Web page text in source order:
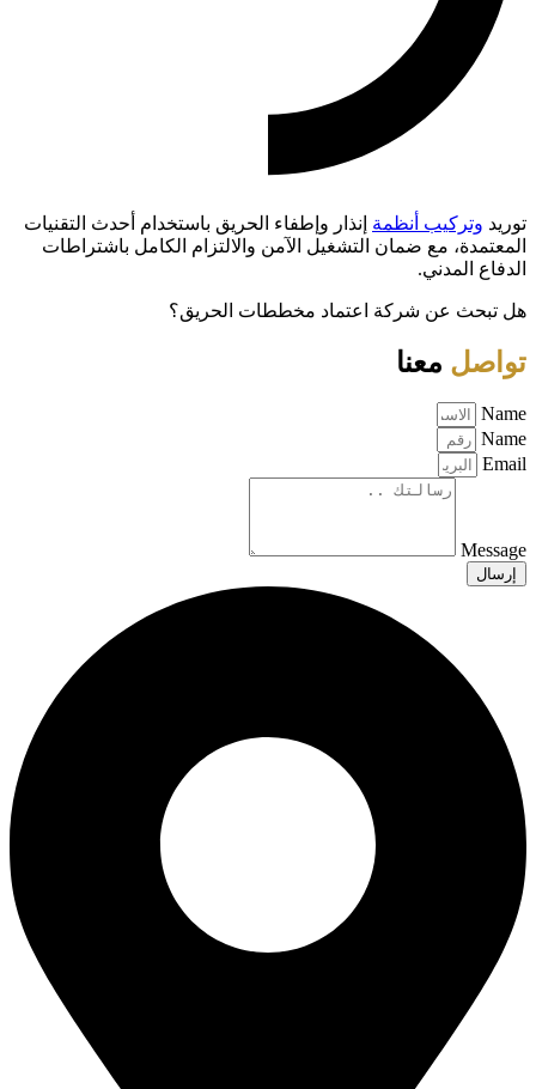
توريد وتركيب أنظمة إنذار وإطفاء الحريق باستخدام أحدث التقنيات
المعتمدة، مع ضمان التشغيل الآمن والالتزام الكامل باشتراطات
الدفاع المدني.
هل تبحث عن شركة اعتماد مخططات الحريق؟
تواصل معنا
Name
Name
Email
Message
إرسال